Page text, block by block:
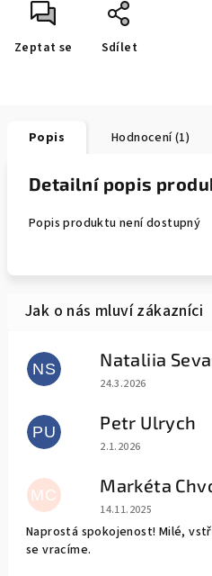
Zeptat se Sdílet
Popis Hodnocení (1)
Detailní popis
Popis produktu není dostupný
NS Nataliia
Hodnocení
24.3.2026
PU Petr Ulrych
Hodnocení
2.1.2026
MC Markéta
Hodnocení
14.11.2025
Naprostá spokojenost! Milé,
se vracíme.